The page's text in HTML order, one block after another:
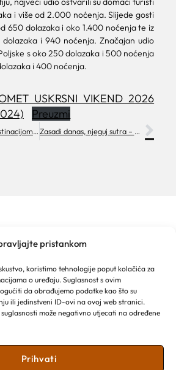
pristankom
koristimo tehnologije poput kolačića za
o uređaju. Suglasnost s ovim
da obrađujemo podatke kao što su
ili jedinstveni ID-ovi na ovoj web stranici.
može negativno utjecati na određene
Prihvati
i više od 2.000 noćenja. Slijede gosti
650 dolazaka i oko 1.400 noćenja te iz
i 940 noćenja. Značajan udio
s oko 250 dolazaka i 500 noćenja
i 400 noćenja.
USKRSNI VIKEND 2026
Preuzmi
Plan upravljanja destinacijom Grada Makarske Zasadi danas, njeguj sutra – Dan planeta Zemlje u Makarskoj
16
info.hr
002/+385 21 650 076